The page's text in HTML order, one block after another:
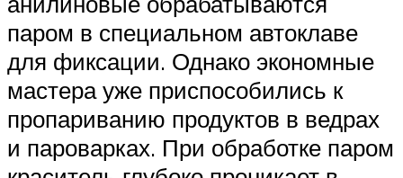
паром в специальном автоклаве
для фиксации. Однако экономные
мастера уже приспособились к
пропариванию продуктов в ведрах
и пароварках. При обработке паром